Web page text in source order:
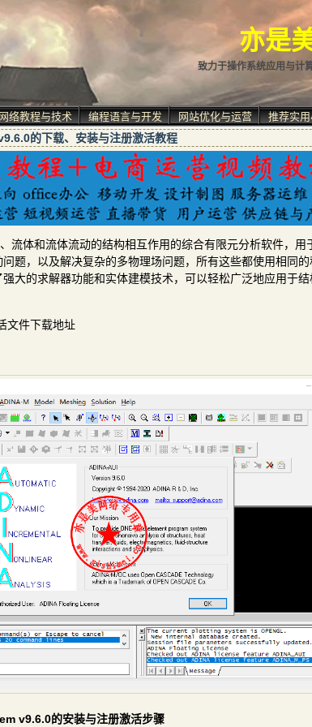
亦是
致力于操作系统应用与计
络教程与技术 编程语言与开发 网站优化与运营 推荐实
的下载、安装与注册激活教程
流体和流体流动的结构相互作用的综合有限元分析软件，
题，以及解决复杂的多物理场问题，所有这些都使用相同
大的求解器功能和实体建模技术，可以轻松广泛地应用于
文件下载地址
v9.6.0的安装与注册激活步骤